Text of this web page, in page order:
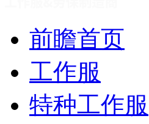
前瞻首页
工作服
特种工作服